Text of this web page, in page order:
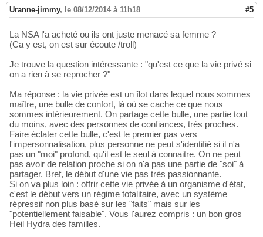
Uranne-jimmy, le 08/12/2014 à 11h18 #5
La NSA l'a acheté ou ils ont juste menacé sa femme ?
(Ca y est, on est sur écoute /troll)
Je trouve la question intéressante : "qu'est ce que la vie privé si
on a rien à se reprocher ?"
Ma réponse : la vie privée est un îlot dans lequel nous sommes
maître, une bulle de confort, là où se cache ce que nous
sommes intérieurement. On partage cette bulle, une partie tout
du moins, avec des personnes de confiances, très proches.
Faire éclater cette bulle, c'est le premier pas vers
l'impersonnalisation, plus personne ne peut s'identifié si il n'a
pas un "moi" profond, qu'il est le seul à connaitre. On ne peut
pas avoir de relation proche si on n'a pas une partie de "soi" à
partager. Bref, le début d'une vie pas très passionnante.
Si on va plus loin : offrir cette vie privée à un organisme d'état,
c'est le début vers un régime totalitaire, avec un système
répressif non plus basé sur les "faits" mais sur les
"potentiellement faisable". Vous l'aurez compris : un bon gros
Heil Hydra des familles.